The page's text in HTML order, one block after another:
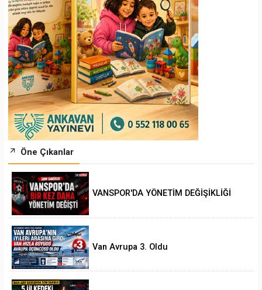
Öne Çıkanlar
VANSPOR'DA YÖNETİM DEĞİŞİKLİĞİ
Van Avrupa 3. Oldu